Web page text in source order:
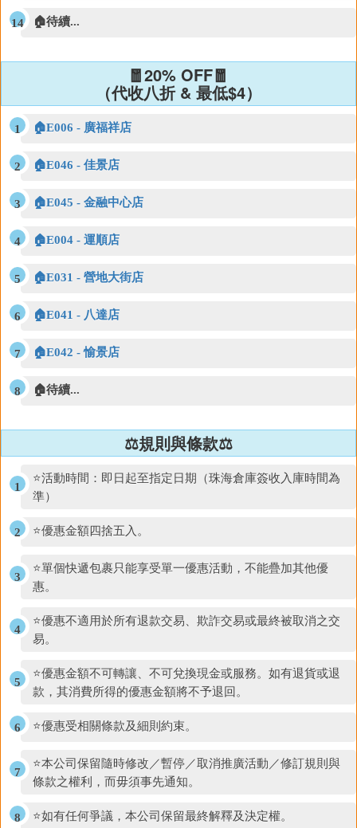
🏠待續...
🧧20% OFF🧧
（代收八折 & 最低$4）
🏠E006 - 廣福祥店
🏠E046 - 佳景店
🏠E045 - 金融中心店
🏠E004 - 運順店
🏠E031 - 營地大街店
🏠E041 - 八達店
🏠E042 - 愉景店
🏠待續...
⚖️規則與條款⚖️
⭐活動時間：即日起至指定日期（珠海倉庫簽收入庫時間為
準）
⭐優惠金額四捨五入。
⭐單個快遞包裹只能享受單一優惠活動，不能疊加其他優
惠。
⭐優惠不適用於所有退款交易、欺詐交易或最終被取消之交
易。
⭐優惠金額不可轉讓、不可兌換現金或服務。如有退貨或退
款，其消費所得的優惠金額將不予退回。
⭐優惠受相關條款及細則約束。
⭐本公司保留隨時修改／暫停／取消推廣活動／修訂規則與
條款之權利，而毋須事先通知。
⭐如有任何爭議，本公司保留最終解釋及決定權。